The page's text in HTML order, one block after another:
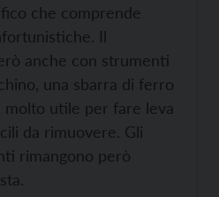
che comprende
Il
anche con strumenti
una sbarra di ferro
utile per fare leva
da rimuovere. Gli
rimangono però